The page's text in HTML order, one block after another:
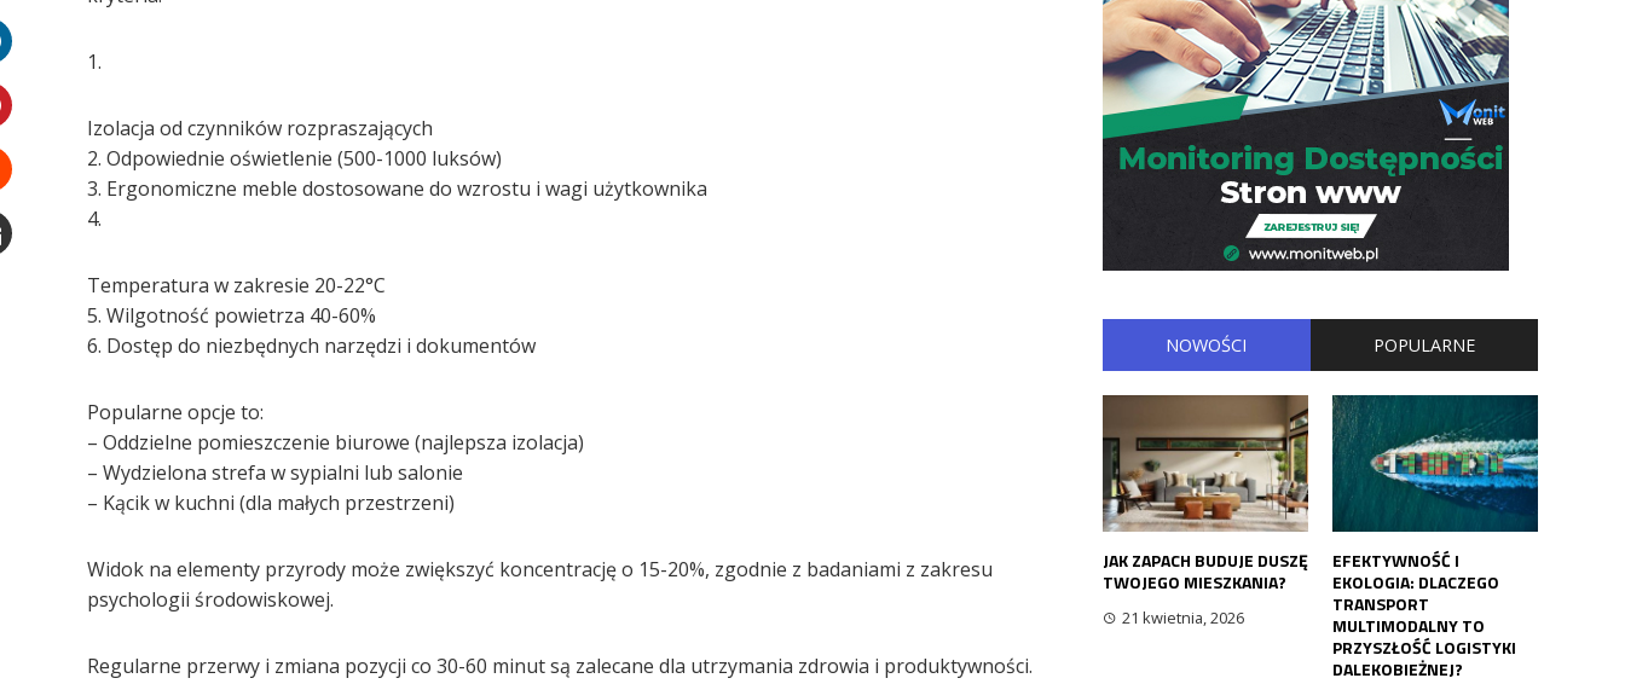
1.
Izolacja od czynników rozpraszających
2. Odpowiednie oświetlenie (500-1000 luksów)
3. Ergonomiczne meble dostosowane do wzrostu i wagi użytkownika
4.
Temperatura w zakresie 20-22°C
5. Wilgotność powietrza 40-60%
6. Dostęp do niezbędnych narzędzi i dokumentów
Popularne opcje to:
– Oddzielne pomieszczenie biurowe (najlepsza izolacja)
– Wydzielona strefa w sypialni lub salonie
– Kącik w kuchni (dla małych przestrzeni)
Widok na elementy przyrody może zwiększyć koncentrację o 15-20%, zgodnie z badaniami z zakresu
psychologii środowiskowej.
Regularne przerwy i zmiana pozycji co 30-60 minut są zalecane dla utrzymania zdrowia i produktywności.
NOWOŚCI POPULARNE
JAK ZAPACH BUDUJE DUSZĘ
TWOJEGO MIESZKANIA?
21 kwietnia, 2026
EFEKTYWNOŚĆ I
EKOLOGIA: DLACZEGO
TRANSPORT
MULTIMODALNY TO
PRZYSZŁOŚĆ LOGISTYKI
DALEKOBIEŻNEJ?